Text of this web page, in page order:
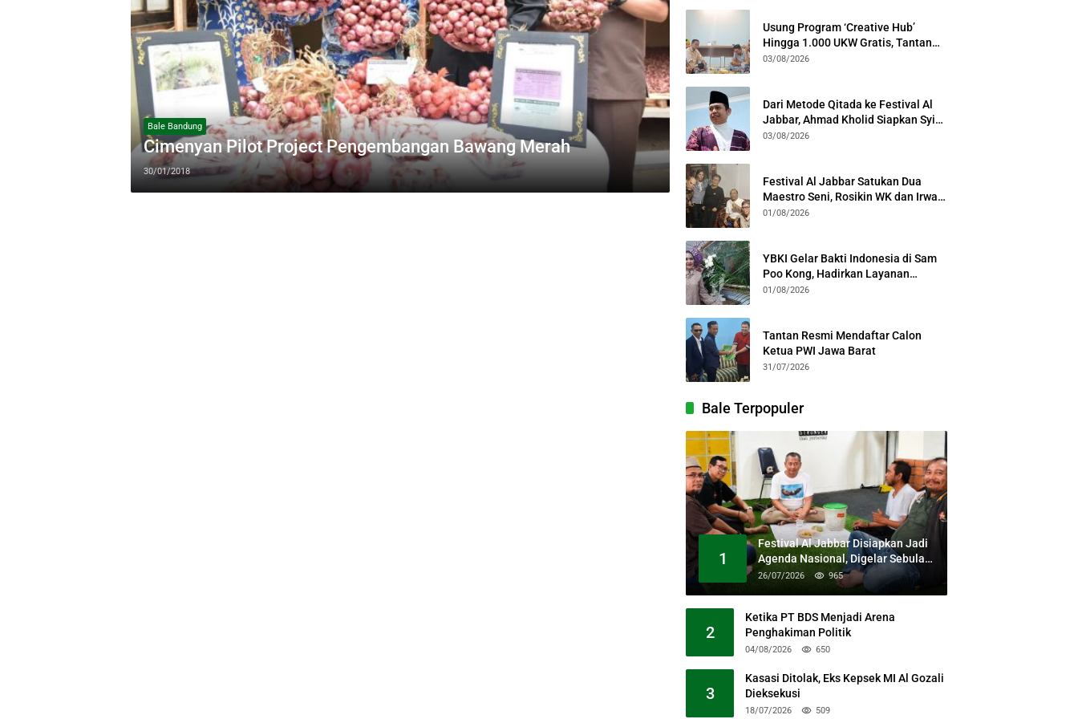
Bale Bandung
Cimenyan Pilot Project Pengembangan Bawang Merah
30/01/2018
Usung Program ‘Creative Hub’
Hingga 1.000 UKW Gratis, Tantan
Sulthon Paparkan Visi PWI Jabar di
03/08/2026
Dari Metode Qitada ke Festival Al
Jabbar, Ahmad Kholid Siapkan Syiar
Al-Qur’an Lewat Nada
03/08/2026
Festival Al Jabbar Satukan Dua
Maestro Seni, Rosikin WK dan Irwan
Guntari Garap Pertunjukan Kolosal
01/08/2026
YBKI Gelar Bakti Indonesia di Sam
Poo Kong, Hadirkan Layanan
Kesehatan Gratis dan Dialog
01/08/2026
Tantan Resmi Mendaftar Calon
Ketua PWI Jawa Barat
31/07/2026
Bale Terpopuler
1
Festival Al Jabbar Disiapkan Jadi
Agenda Nasional, Digelar Sebulan
Penuh di Kawasan Masjid Raya Al
26/07/2026 965
2
Ketika PT BDS Menjadi Arena
Penghakiman Politik
04/08/2026 650
3
Kasasi Ditolak, Eks Kepsek MI Al Gozali
Dieksekusi
18/07/2026 509